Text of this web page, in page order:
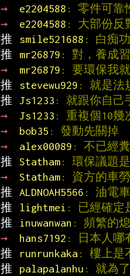
→
e2204588 : 零件可靠
→
e2204588 : 大部份反
推
smile521688 : 白痴
推
mr26879 : 對，養成
→
mr26879 : 要環保我
推
stevewu929 : 就是法
推 Js1233 : 就跟你自己
→
Js1233 : 重複個10幾
→
bob35 : 發動先關掉
→
alex00089 : 不已經
推 Statham: 環保議題是
→
Statham: 資方的車
推 ALDNOAH5566 : 油電
推
lightmei : 已經確定
推
inuwanwan : 頻繁的
→
hans7192 : 日本人哪
推
runrunkaka : 樓上是
推
palapalanhu : 就為